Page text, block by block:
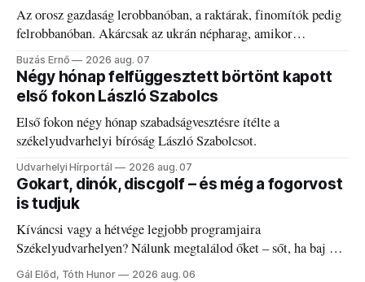
Az orosz gazdaság lerobbanóban, a raktárak, finomítók pedig
felrobbanóban. Akárcsak az ukrán népharag, amikor
elégedetlen vezetőivel.
Buzás Ernő 2026 aug. 07
Négy hónap felfüggesztett börtönt kapott
első fokon László Szabolcs
Első fokon négy hónap szabadságvesztésre ítélte a
székelyudvarhelyi bíróság László Szabolcsot.
Udvarhelyi Hírportál 2026 aug. 07
Gokart, dinók, discgolf – és még a fogorvost
is tudjuk
Kíváncsi vagy a hétvége legjobb programjaira
Székelyudvarhelyen? Nálunk megtalálod őket – sőt, ha baj van
a fogaddal, a fogorvosi ügyeletet is!
Gál Előd, Tóth Hunor 2026 aug. 06